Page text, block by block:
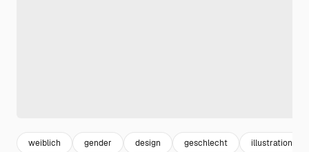
weiblich gender design geschlecht illustration